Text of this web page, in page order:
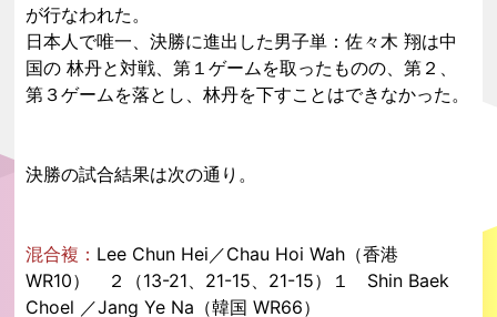
が行なわれた。
日本人で唯一、決勝に進出した男子単：佐々木 翔は中
国の 林丹と対戦、第１ゲームを取ったものの、第２、
第３ゲームを落とし、林丹を下すことはできなかった。
決勝の試合結果は次の通り。
混合複： Lee Chun Hei／Chau Hoi Wah（香港
WR10） ２（13-21、21-15、21-15）１ Shin Baek
Choel ／Jang Ye Na（韓国 WR66）